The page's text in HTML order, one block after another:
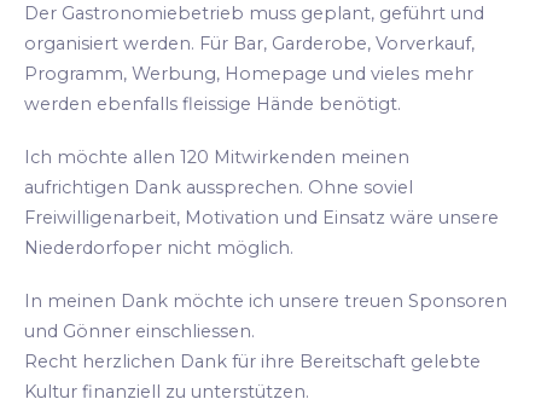
Der Gastronomiebetrieb muss geplant, geführt und
organisiert werden. Für Bar, Garderobe, Vorverkauf,
Programm, Werbung, Homepage und vieles mehr
werden ebenfalls fleissige Hände benötigt.
Ich möchte allen 120 Mitwirkenden meinen
aufrichtigen Dank aussprechen. Ohne soviel
Freiwilligenarbeit, Motivation und Einsatz wäre unsere
Niederdorfoper nicht möglich.
In meinen Dank möchte ich unsere treuen Sponsoren
und Gönner einschliessen.
Recht herzlichen Dank für ihre Bereitschaft gelebte
Kultur finanziell zu unterstützen.